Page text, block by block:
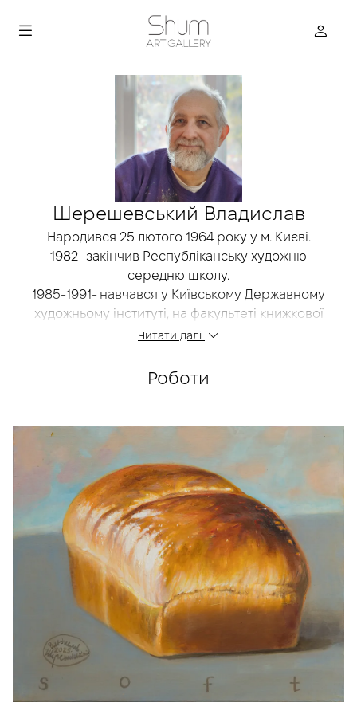
Шерешевський Владислав
Народився 25 лютого 1964 року у м. Києві.
1982- закінчив Республіканську художню
середню школу.
1985-1991- навчався у Київському Державному
художньому інституті, на факультеті книжкової
графіки в майстерні професора Чебаника В. Я.
З 1989 р. починає займатися живописом.
1994-1995р.
Роботи Шерешевського знаходяться у
Національному музеї "Київська картинна
галерея", Львівській національній галереї
мистецтв ім. Б. Г. Возницького, Одеському
художньому музеї, Чернігівькому художньому
музеї, Запорізькому художньому музеї,
Дніпровському художньому музеї, Музеї
українського живопису м. Дніпро, Музеї історії
м. Києва.
В приватних колекціях М. Рісса, Гамбург,
Німеччина, "Даймлер Бенц"х, Штутгарт,
Німеччина, Муніципальній галереї м. Мюнхен,
Німеччина.
А також, у приватних зібраннях у США, Ізраілю,
Читати далі
Роботи